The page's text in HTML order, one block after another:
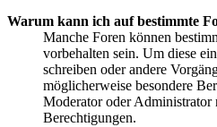
Warum kann ich auf bestimmte
Manche Foren können
vorbehalten sein. Um diese
schreiben oder andere
möglicherweise besondere
Moderator oder Administrator
Berechtigungen.